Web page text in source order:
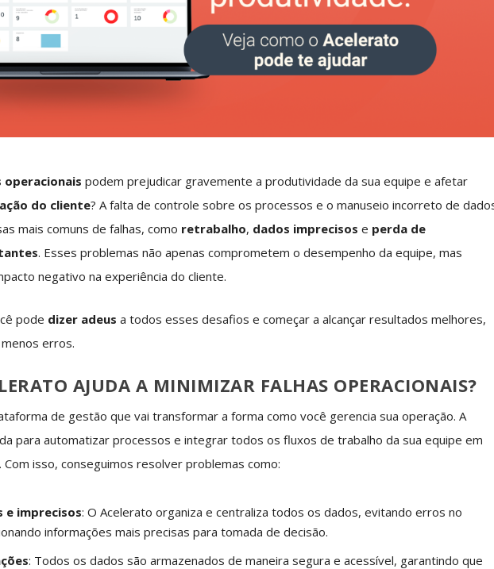
operacionais podem prejudicar gravemente a produtividade da sua equipe e afetar
do cliente? A falta de controle sobre os processos e o manuseio incorreto de
mais comuns de falhas, como retrabalho, dados imprecisos e perda de
. Esses problemas não apenas comprometem o desempenho da equipe, mas
negativo na experiência do cliente.
pode dizer adeus a todos esses desafios e começar a alcançar resultados melhores,
erros.
AJUDA A MINIMIZAR FALHAS OPERACIONAIS?
de gestão que vai transformar a forma como você gerencia sua operação. A
para automatizar processos e integrar todos os fluxos de trabalho da sua equipe em
Com isso, conseguimos resolver problemas como:
e imprecisos: O Acelerato organiza e centraliza todos os dados, evitando erros no
informações mais precisas para tomada de decisão.
: Todos os dados são armazenados de maneira segura e acessível, garantindo que